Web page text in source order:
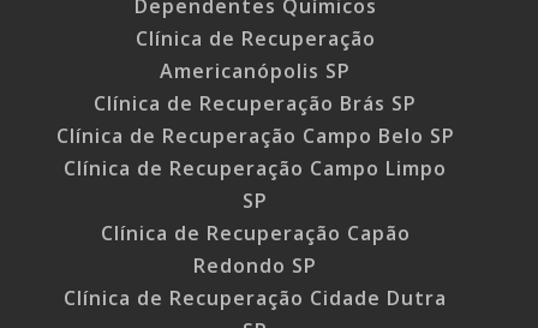
Dependentes Químicos
Clínica de Recuperação
Americanópolis SP
Clínica de Recuperação Brás SP
Clínica de Recuperação Campo Belo SP
Clínica de Recuperação Campo Limpo
SP
Clínica de Recuperação Capão
Redondo SP
Clínica de Recuperação Cidade Dutra